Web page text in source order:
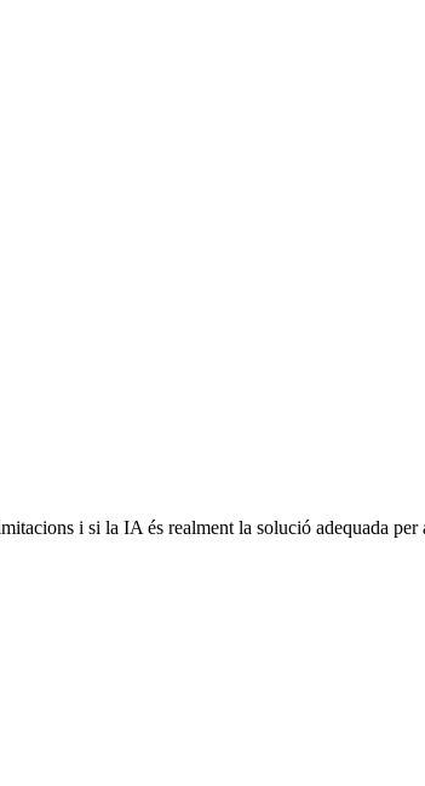
i si la IA és realment la solució adequada per